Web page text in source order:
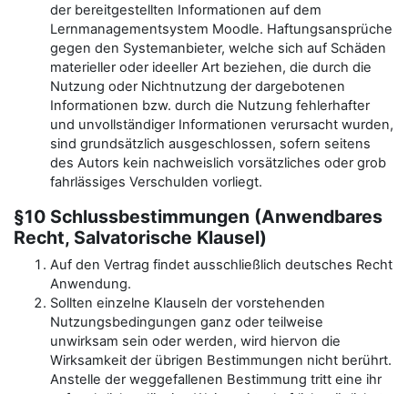
der bereitgestellten Informationen auf dem
Lernmanagementsystem Moodle. Haftungsansprüche
gegen den Systemanbieter, welche sich auf Schäden
materieller oder ideeller Art beziehen, die durch die
Nutzung oder Nichtnutzung der dargebotenen
Informationen bzw. durch die Nutzung fehlerhafter
und unvollständiger Informationen verursacht wurden,
sind grundsätzlich ausgeschlossen, sofern seitens
des Autors kein nachweislich vorsätzliches oder grob
fahrlässiges Verschulden vorliegt.
§10 Schlussbestimmungen (Anwendbares
Recht, Salvatorische Klausel)
Auf den Vertrag findet ausschließlich deutsches Recht
Anwendung.
Sollten einzelne Klauseln der vorstehenden
Nutzungsbedingungen ganz oder teilweise
unwirksam sein oder werden, wird hiervon die
Wirksamkeit der übrigen Bestimmungen nicht berührt.
Anstelle der weggefallenen Bestimmung tritt eine ihr